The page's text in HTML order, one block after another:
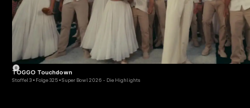
TOGGO Touchdown
Staffel 3 • Folge 325 • Super Bowl 2026 - Die Highlights